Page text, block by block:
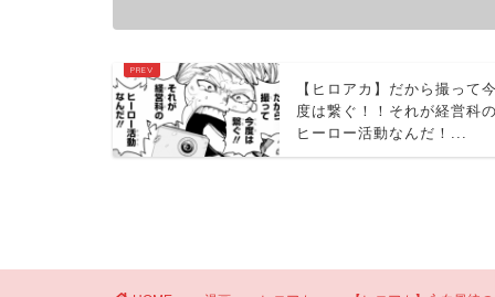
【ヒロアカ】だから撮って
度は繋ぐ！！それが経営科
ヒーロー活動なんだ！...